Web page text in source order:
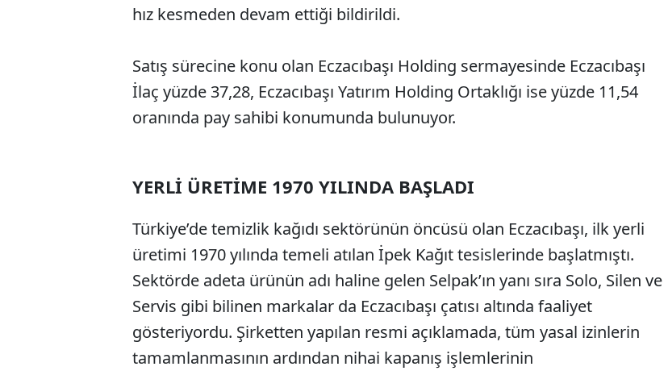
hız kesmeden devam ettiği bildirildi.
Satış sürecine konu olan Eczacıbaşı Holding sermayesinde Eczacıbaşı
İlaç yüzde 37,28, Eczacıbaşı Yatırım Holding Ortaklığı ise yüzde 11,54
oranında pay sahibi konumunda bulunuyor.
YERLİ ÜRETİME 1970 YILINDA BAŞLADI
Türkiye’de temizlik kağıdı sektörünün öncüsü olan Eczacıbaşı, ilk yerli
üretimi 1970 yılında temeli atılan İpek Kağıt tesislerinde başlatmıştı.
Sektörde adeta ürünün adı haline gelen Selpak’ın yanı sıra Solo, Silen ve
Servis gibi bilinen markalar da Eczacıbaşı çatısı altında faaliyet
gösteriyordu. Şirketten yapılan resmi açıklamada, tüm yasal izinlerin
tamamlanmasının ardından nihai kapanış işlemlerinin